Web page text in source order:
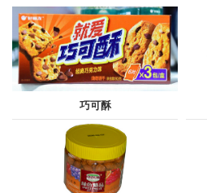
查看更多
巧可酥